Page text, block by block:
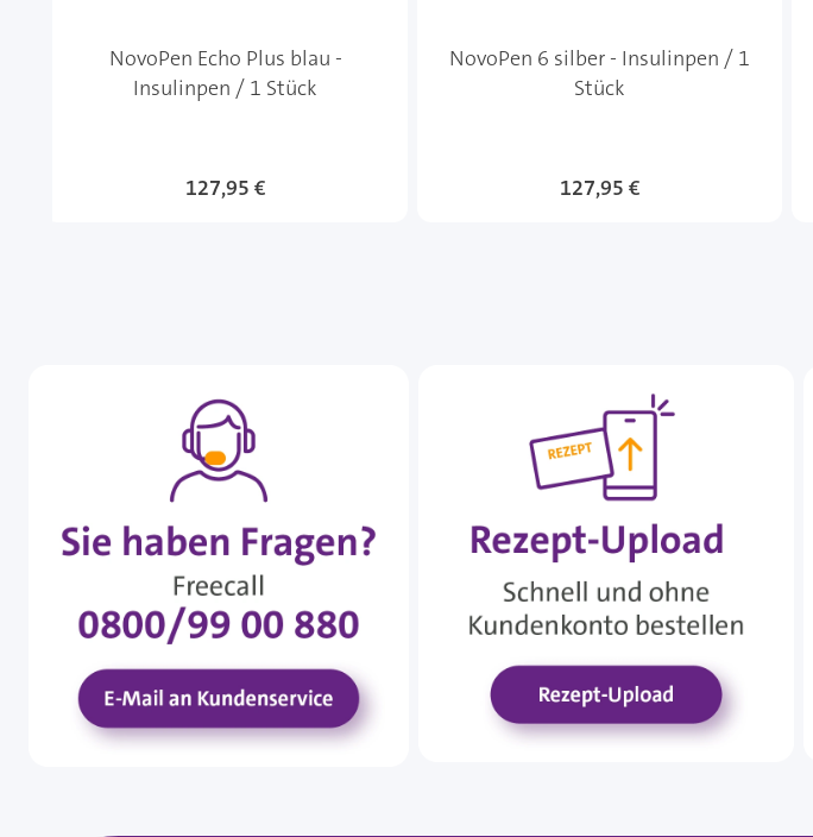
NovoPen Echo Plus blau -
Insulinpen / 1 Stück
127,95 €
NovoPen 6 silber - Insulinpen / 1
Stück
127,95 €